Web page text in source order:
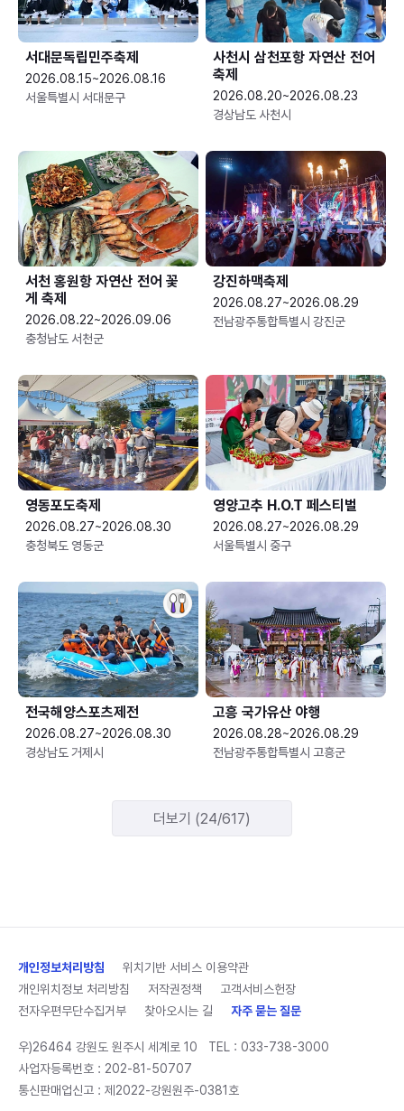
서대문독립민주축제
2026.08.15~2026.08.16
서울특별시 서대문구
사천시 삼천포항 자연산 전어
축제
2026.08.20~2026.08.23
경상남도 사천시
서천 홍원항 자연산 전어 꽃
게 축제
2026.08.22~2026.09.06
충청남도 서천군
강진하맥축제
2026.08.27~2026.08.29
전남광주통합특별시 강진군
영동포도축제
2026.08.27~2026.08.30
충청북도 영동군
영양고추 H.O.T 페스티벌
2026.08.27~2026.08.29
서울특별시 중구
전국해양스포츠제전
2026.08.27~2026.08.30
경상남도 거제시
고흥 국가유산 야행
2026.08.28~2026.08.29
전남광주통합특별시 고흥군
더보기 (24/617)
개인정보처리방침
위치기반 서비스 이용약관
개인위치정보 처리방침
저작권정책
고객서비스헌장
전자우편무단수집거부
찾아오시는 길 자주 묻는 질문
우)26464 강원도 원주시 세계로 10 TEL : 033-738-3000
사업자등록번호 : 202-81-50707
통신판매업신고 : 제2022-강원원주-0381호